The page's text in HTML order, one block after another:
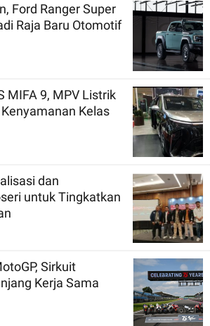
Ford Ranger Super
Raja Baru Otomotif
MIFA 9, MPV Listrik
Kelas
dan
untuk Tingkatkan
Sirkuit
Kerja Sama